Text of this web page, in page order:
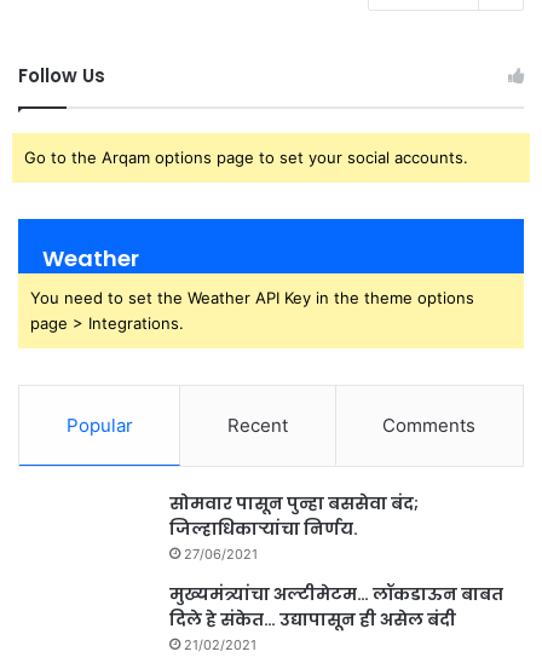
Follow Us
Go to the Arqam options page to set your social accounts.
Weather
You need to set the Weather API Key in the theme options
page > Integrations.
Popular Recent Comments
सोमवार पासून पुन्हा बससेवा बंद;
जिल्हाधिकाऱ्यांचा निर्णय.
27/06/2021
मुख्यमंत्र्यांचा अल्टीमेटम… लॉकडाऊन बाबत
दिले हे संकेत… उद्यापासून ही असेल बंदी
21/02/2021